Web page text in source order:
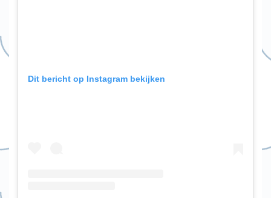
Dit bericht op Instagram bekijken